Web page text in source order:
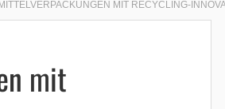
MIT RECYCLING-
mit